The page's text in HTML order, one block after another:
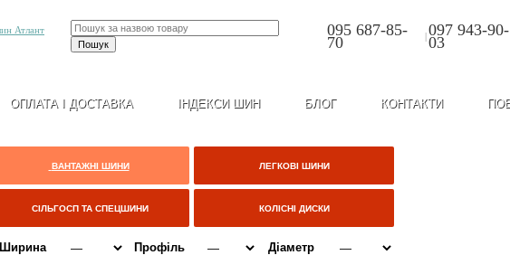
095 687-85-
70 |097 943-90-
03
ОПЛАТА І ДОСТАВКА ІНДЕКСИ ШИН БЛОГ КОНТАКТИ
ВАНТАЖНІ ШИНИ ЛЕГКОВІ ШИНИ
СІЛЬГОСП ТА СПЕЦШИНИ КОЛІСНІ ДИСКИ
Ширина Профіль Діаметр